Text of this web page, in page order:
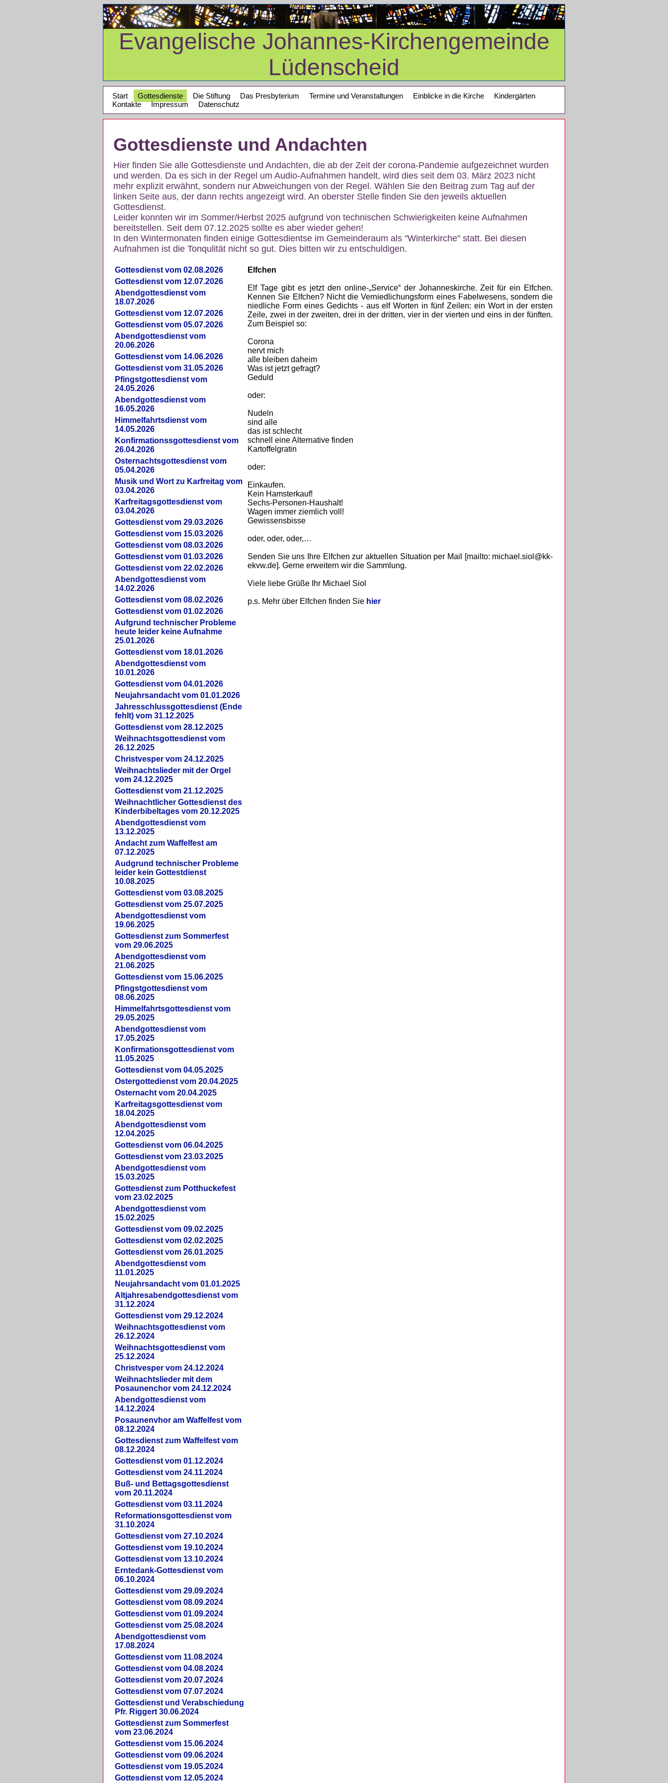
Evangelische Johannes-Kirchengemeinde
Lüdenscheid
Start Gottesdienste Die Stiftung Das Presbyterium Termine und Veranstaltungen Einblicke in die Kirche
Kindergärten
Kontakte
Impressum Datenschutz
Gottesdienste und Andachten
Hier finden Sie alle Gottesdienste und Andachten, die ab der Zeit der corona-Pandemie aufgezeichnet wurden
und werden. Da es sich in der Regel um Audio-Aufnahmen handelt, wird dies seit dem 03. März 2023 nicht
mehr explizit erwähnt, sondern nur Abweichungen von der Regel. Wählen Sie den Beitrag zum Tag auf der
linken Seite aus, der dann rechts angezeigt wird. An oberster Stelle finden Sie den jeweils aktuellen
Gottesdienst.
Leider konnten wir im Sommer/Herbst 2025 aufgrund von technischen Schwierigkeiten keine Aufnahmen
bereitstellen. Seit dem 07.12.2025 sollte es aber wieder gehen!
In den Wintermonaten finden einige Gottesdientse im Gemeinderaum als "Winterkirche" statt. Bei diesen
Aufnahmen ist die Tonqulität nicht so gut. Dies bitten wir zu entschuldigen.
Gottesdienst vom 02.08.2026
Gottesdienst vom 12.07.2026
Abendgottesdienst vom
18.07.2026
Gottesdienst vom 12.07.2026
Gottesdienst vom 05.07.2026
Abendgottesdienst vom
20.06.2026
Gottesdienst vom 14.06.2026
Gottesdienst vom 31.05.2026
Pfingstgottesdienst vom
24.05.2026
Abendgottesdienst vom
16.05.2026
Himmelfahrtsdienst vom
14.05.2026
Konfirmationssgottesdienst vom
26.04.2026
Osternachtsgottesdienst vom
05.04.2026
Musik und Wort zu Karfreitag vom
03.04.2026
Karfreitagsgottesdienst vom
03.04.2026
Gottesdienst vom 29.03.2026
Gottesdienst vom 15.03.2026
Gottesdienst vom 08.03.2026
Gottesdienst vom 01.03.2026
Gottesdienst vom 22.02.2026
Abendgottesdienst vom
14.02.2026
Gottesdienst vom 08.02.2026
Gottesdienst vom 01.02.2026
Aufgrund technischer Probleme
heute leider keine Aufnahme
25.01.2026
Gottesdienst vom 18.01.2026
Abendgottesdienst vom
10.01.2026
Gottesdienst vom 04.01.2026
Neujahrsandacht vom 01.01.2026
Jahresschlussgottesdienst (Ende
fehlt) vom 31.12.2025
Gottesdienst vom 28.12.2025
Weihnachtsgottesdienst vom
26.12.2025
Christvesper vom 24.12.2025
Weihnachtslieder mit der Orgel
vom 24.12.2025
Gottesdienst vom 21.12.2025
Weihnachtlicher Gottesdienst des
Kinderbibeltages vom 20.12.2025
Abendgottesdienst vom
13.12.2025
Andacht zum Waffelfest am
07.12.2025
Audgrund technischer Probleme
leider kein Gottestdienst
10.08.2025
Gottesdienst vom 03.08.2025
Gottesdienst vom 25.07.2025
Abendgottesdienst vom
19.06.2025
Gottesdienst zum Sommerfest
vom 29.06.2025
Abendgottesdienst vom
21.06.2025
Gottesdienst vom 15.06.2025
Pfingstgottesdienst vom
08.06.2025
Himmelfahrtsgottesdienst vom
29.05.2025
Abendgottesdienst vom
17.05.2025
Konfirmationsgottesdienst vom
11.05.2025
Gottesdienst vom 04.05.2025
Ostergottedienst vom 20.04.2025
Osternacht vom 20.04.2025
Karfreitagsgottesdienst vom
18.04.2025
Abendgottesdienst vom
12.04.2025
Gottesdienst vom 06.04.2025
Gottesdienst vom 23.03.2025
Abendgottesdienst vom
15.03.2025
Gottesdienst zum Potthuckefest
vom 23.02.2025
Abendgottesdienst vom
15.02.2025
Gottesdienst vom 09.02.2025
Gottesdienst vom 02.02.2025
Gottesdienst vom 26.01.2025
Abendgottesdienst vom
11.01.2025
Neujahrsandacht vom 01.01.2025
Altjahresabendgottesdienst vom
31.12.2024
Gottesdienst vom 29.12.2024
Weihnachtsgottesdienst vom
26.12.2024
Weihnachtsgottesdienst vom
25.12.2024
Christvesper vom 24.12.2024
Weihnachtslieder mit dem
Posaunenchor vom 24.12.2024
Abendgottesdienst vom
14.12.2024
Posaunenvhor am Waffelfest vom
08.12.2024
Gottesdienst zum Waffelfest vom
08.12.2024
Gottesdienst vom 01.12.2024
Gottesdienst vom 24.11.2024
Buß- und Bettagsgottesdienst
vom 20.11.2024
Gottesdienst vom 03.11.2024
Reformationsgottesdienst vom
31.10.2024
Gottesdienst vom 27.10.2024
Gottesdienst vom 19.10.2024
Gottesdienst vom 13.10.2024
Erntedank-Gottesdienst vom
06.10.2024
Gottesdienst vom 29.09.2024
Gottesdienst vom 08.09.2024
Gottesdienst vom 01.09.2024
Gottesdienst vom 25.08.2024
Abendgottesdienst vom
17.08.2024
Gottesdienst vom 11.08.2024
Gottesdienst vom 04.08.2024
Gottesdienst vom 20.07.2024
Gottesdienst vom 07.07.2024
Gottesdienst und Verabschiedung
Pfr. Riggert 30.06.2024
Gottesdienst zum Sommerfest
vom 23.06.2024
Gottesdienst vom 15.06.2024
Gottesdienst vom 09.06.2024
Gottesdienst vom 19.05.2024
Gottesdienst vom 12.05.2024
Elfchen
Elf Tage gibt es jetzt den online-„Service“ der Johanneskirche. Zeit für ein Elfchen.
Kennen Sie Elfchen? Nicht die Verniedlichungsform eines Fabelwesens, sondern die
niedliche Form eines Gedichts - aus elf Worten in fünf Zeilen: ein Wort in der ersten
Zeile, zwei in der zweiten, drei in der dritten, vier in der vierten und eins in der fünften.
Zum Beispiel so:
Corona
nervt mich
alle bleiben daheim
Was ist jetzt gefragt?
Geduld
oder:
Nudeln
sind alle
das ist schlecht
schnell eine Alternative finden
Kartoffelgratin
oder:
Einkaufen.
Kein Hamsterkauf!
Sechs-Personen-Haushalt!
Wagen immer ziemlich voll!
Gewissensbisse
oder, oder, oder,…
Senden Sie uns Ihre Elfchen zur aktuellen Situation per Mail [mailto: michael.siol@kk-
ekvw.de]. Gerne erweitern wir die Sammlung.
Viele liebe Grüße Ihr Michael Siol
p.s. Mehr über Elfchen finden Sie hier